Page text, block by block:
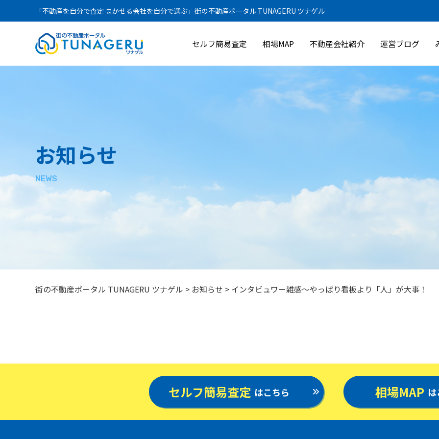
「不動産を自分で査定 まかせる会社を自分で選ぶ」街の不動産ポータル TUNAGERU ツナゲル
セルフ簡易査定 相場MAP 不動産会社紹介 運営ブログ
サイトマップ
セルフ簡易査定 はこちら 相場MAP
お知らせ
NEWS
街の不動産ポータル TUNAGERU ツナゲル > お知らせ > インタビュワー雑感～やっぱり看板より「人」が大事！